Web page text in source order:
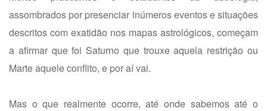
assombrados por presenciar inúmeros eventos e situações
descritos com exatidão nos mapas astrológicos, começam
a afirmar que foi Saturno que trouxe aquela restrição ou
Marte aquele conflito, e por aí vai.
Mas o que realmente ocorre, até onde sabemos até o